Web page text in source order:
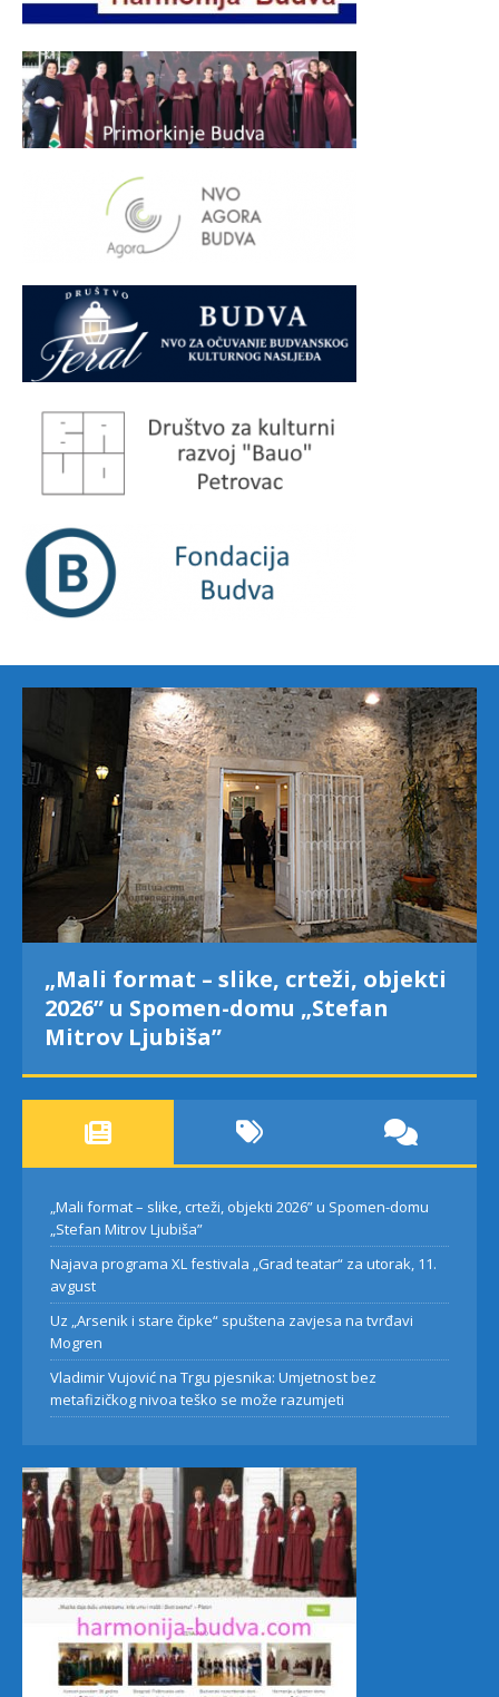
„Mali format – slike, crteži, objekti
2026” u Spomen-domu „Stefan
Mitrov Ljubiša”
„Mali format – slike, crteži, objekti 2026” u Spomen-domu
„Stefan Mitrov Ljubiša”
Najava programa XL festivala „Grad teatar“ za utorak, 11.
avgust
Uz „Arsenik i stare čipke“ spuštena zavjesa na tvrđavi
Mogren
Vladimir Vujović na Trgu pjesnika: Umjetnost bez
metafizičkog nivoa teško se može razumjeti